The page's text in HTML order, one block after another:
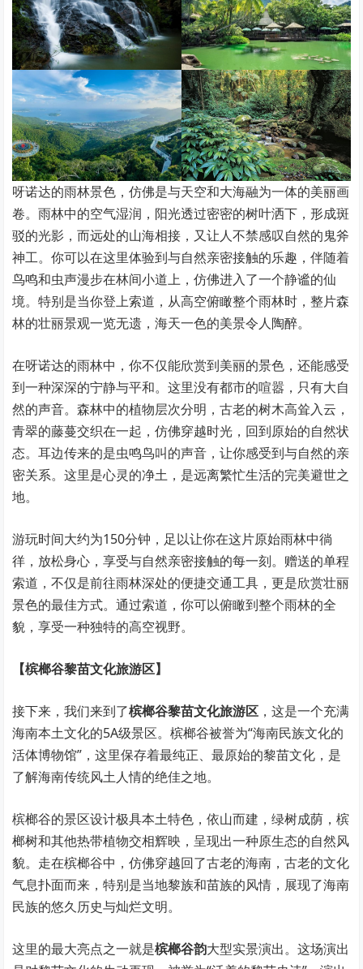
呀诺达的雨林景色，仿佛是与天空和大海融为一体的美丽画
卷。雨林中的空气湿润，阳光透过密密的树叶洒下，形成斑
驳的光影，而远处的山海相接，又让人不禁感叹自然的鬼斧
神工。你可以在这里体验到与自然亲密接触的乐趣，伴随着
鸟鸣和虫声漫步在林间小道上，仿佛进入了一个静谧的仙
境。特别是当你登上索道，从高空俯瞰整个雨林时，整片森
林的壮丽景观一览无遗，海天一色的美景令人陶醉。
在呀诺达的雨林中，你不仅能欣赏到美丽的景色，还能感受
到一种深深的宁静与平和。这里没有都市的喧嚣，只有大自
然的声音。森林中的植物层次分明，古老的树木高耸入云，
青翠的藤蔓交织在一起，仿佛穿越时光，回到原始的自然状
态。耳边传来的是虫鸣鸟叫的声音，让你感受到与自然的亲
密关系。这里是心灵的净土，是远离繁忙生活的完美避世之
地。
游玩时间大约为150分钟，足以让你在这片原始雨林中徜
徉，放松身心，享受与自然亲密接触的每一刻。赠送的单程
索道，不仅是前往雨林深处的便捷交通工具，更是欣赏壮丽
景色的最佳方式。通过索道，你可以俯瞰到整个雨林的全
貌，享受一种独特的高空视野。
【槟榔谷黎苗文化旅游区】
接下来，我们来到了槟榔谷黎苗文化旅游区 ，这是一个充满
海南本土文化的5A级景区。槟榔谷被誉为“海南民族文化的
活体博物馆”，这里保存着最纯正、最原始的黎苗文化，是
了解海南传统风土人情的绝佳之地。
槟榔谷的景区设计极具本土特色，依山而建，绿树成荫，槟
榔树和其他热带植物交相辉映，呈现出一种原生态的自然风
貌。走在槟榔谷中，仿佛穿越回了古老的海南，古老的文化
气息扑面而来，特别是当地黎族和苗族的风情，展现了海南
民族的悠久历史与灿烂文明。
这里的最大亮点之一就是槟榔谷韵大型实景演出。这场演出